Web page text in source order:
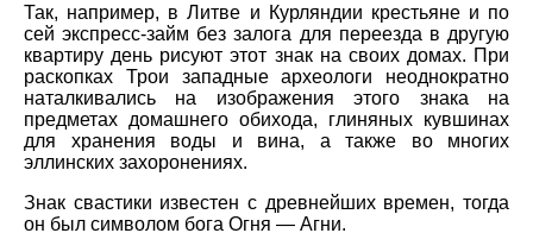
Так, например, в Литве и Курляндии крестьяне и по
сей экспресс-займ без залога для переезда в другую
квартиру день рисуют этот знак на своих домах. При
раскопках Трои западные археологи неоднократно
наталкивались на изображения этого знака на
предметах домашнего обихода, глиняных кувшинах
для хранения воды и вина, а также во многих
эллинских захоронениях.
Знак свастики известен с древнейших времен, тогда
он был символом бога Огня — Агни.